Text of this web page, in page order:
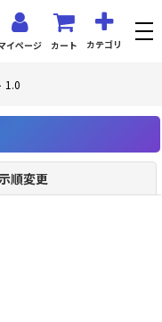
イページ カート カテゴリ
1.0
順変更